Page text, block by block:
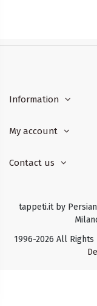
Information
My account
Contact us
tappeti.it by
1996-2026 All Rights